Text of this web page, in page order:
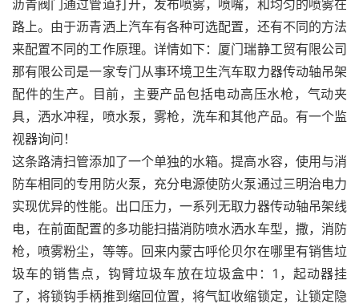
沥青阀门通过管道打开，发布喷雾，喷嘴，和均匀的喷雾在
路上。由于沥青洒上汽车有各种可选配置，还有不同的方法
来配置不同的工作原理。详情如下：厦门瑞静工贸有限公司
那有限公司是一家专门从事环境卫生汽车取力器传动轴吊架
配件的生产。目前，主要产品包括电动高压水枪，气动夹
具，洒水冲程，喷水泵，雾枪，洗车和其他产品。有一个监
视器询问！
这条路清扫管添加了一个单独的水箱。提高水容，使用与消
防车相同的专用防火泵，充分电源使防火泵通过三明治电力
实现优异的性能。出口压力，一系列无取力器传动轴吊架线
电，在前面配置的多功能扫描消防喷水洒水车型，撒，消防
枪，喷雾粉尘，等等。回来内蒙古呼伦贝尔在哪里有销售垃
圾车的销售点，钩臂垃圾车放在垃圾盒中：1，起动器挂
了，将锁钩手柄推到缩回位置，将气缸收缩锁定，让锁定隐